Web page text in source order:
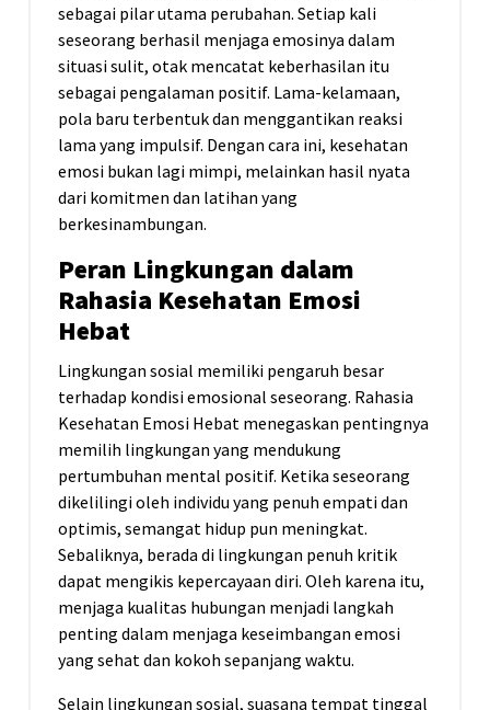
sebagai pilar utama perubahan. Setiap kali
seseorang berhasil menjaga emosinya dalam
situasi sulit, otak mencatat keberhasilan itu
sebagai pengalaman positif. Lama-kelamaan,
pola baru terbentuk dan menggantikan reaksi
lama yang impulsif. Dengan cara ini, kesehatan
emosi bukan lagi mimpi, melainkan hasil nyata
dari komitmen dan latihan yang
berkesinambungan.
Peran Lingkungan dalam
Rahasia Kesehatan Emosi
Hebat
Lingkungan sosial memiliki pengaruh besar
terhadap kondisi emosional seseorang. Rahasia
Kesehatan Emosi Hebat menegaskan pentingnya
memilih lingkungan yang mendukung
pertumbuhan mental positif. Ketika seseorang
dikelilingi oleh individu yang penuh empati dan
optimis, semangat hidup pun meningkat.
Sebaliknya, berada di lingkungan penuh kritik
dapat mengikis kepercayaan diri. Oleh karena itu,
menjaga kualitas hubungan menjadi langkah
penting dalam menjaga keseimbangan emosi
yang sehat dan kokoh sepanjang waktu.
Selain lingkungan sosial, suasana tempat tinggal